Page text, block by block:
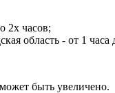
2х часов;
область - от 1 часа
быть увеличено.